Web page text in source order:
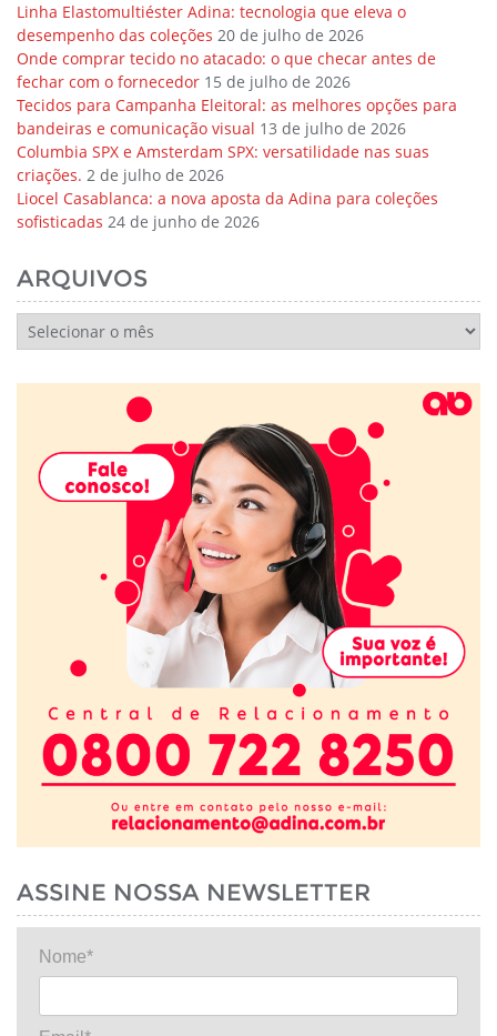
Linha Elastomultiéster Adina: tecnologia que eleva o
desempenho das coleções 20 de julho de 2026
Onde comprar tecido no atacado: o que checar antes de
fechar com o fornecedor 15 de julho de 2026
Tecidos para Campanha Eleitoral: as melhores opções para
bandeiras e comunicação visual 13 de julho de 2026
Columbia SPX e Amsterdam SPX: versatilidade nas suas
criações. 2 de julho de 2026
Liocel Casablanca: a nova aposta da Adina para coleções
sofisticadas 24 de junho de 2026
ARQUIVOS
Arquivos
ASSINE NOSSA NEWSLETTER
Nome*